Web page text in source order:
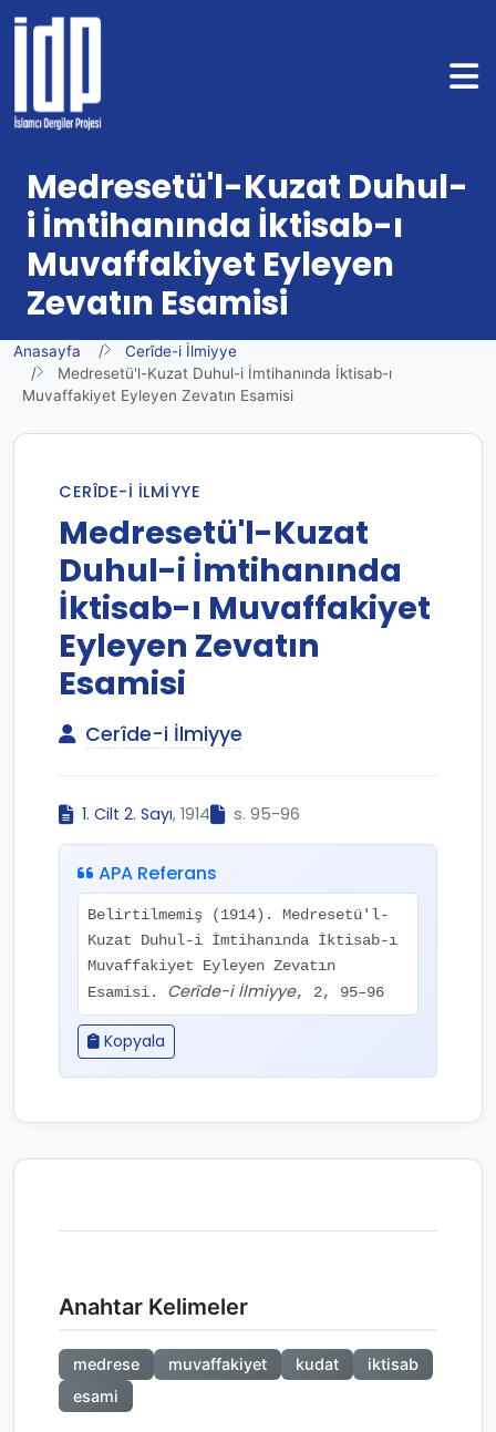
Medresetü'l-Kuzat Duhul-
i İmtihanında İktisab-ı
Muvaffakiyet Eyleyen
Zevatın Esamisi
Anasayfa
Cerîde-i İlmiyye
Medresetü'l-Kuzat Duhul-i İmtihanında İktisab-ı
Muvaffakiyet Eyleyen Zevatın Esamisi
CERÎDE-I İLMIYYE
Medresetü'l-Kuzat
Duhul-i İmtihanında
İktisab-ı Muvaffakiyet
Eyleyen Zevatın
Esamisi
Cerîde-i İlmiyye
1. Cilt 2. Sayı, 1914 s. 95-96
APA Referans
Belirtilmemiş (1914). Medresetü'l-
Kuzat Duhul-i İmtihanında İktisab-ı
Muvaffakiyet Eyleyen Zevatın
Esamisi. Cerîde-i İlmiyye, 2, 95–96
Kopyala
Anahtar Kelimeler
medrese muvaffakiyet kudat
iktisab
esami